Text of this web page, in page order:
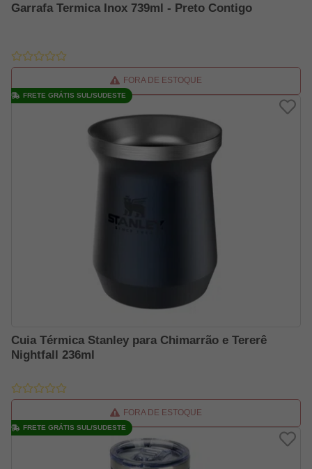
Garrafa Termica Inox 739ml - Preto Contigo
FORA DE ESTOQUE
Cuia Térmica Stanley para Chimarrão e Tererê
Nightfall 236ml
FORA DE ESTOQUE
FRETE GRÁTIS SUL/SUDESTE
FRETE GRÁTIS SUL/SUDESTE